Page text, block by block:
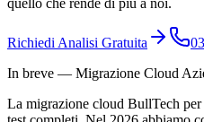
Richiedi Analisi Gratuita
In breve — Migrazione Cloud
La migrazione cloud BullTech